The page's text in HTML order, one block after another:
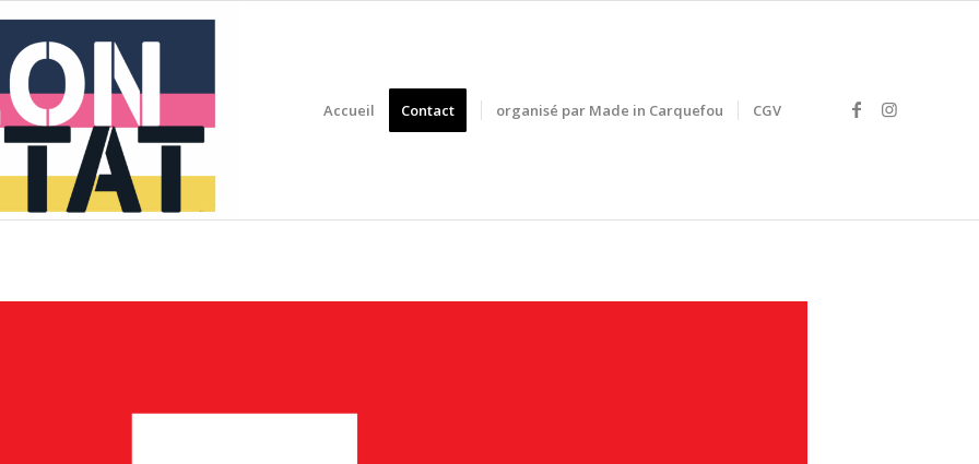
Accueil Contact organisé par Made in Carquefou CGV